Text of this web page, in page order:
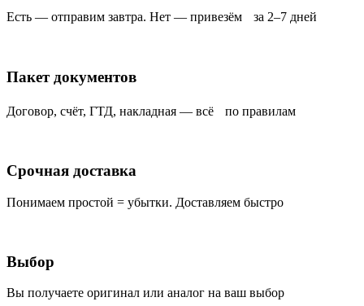
Есть — отправим завтра. Нет — привезём за 2–7 дней
Пакет документов
Договор, счёт, ГТД, накладная — всё по правилам
Срочная доставка
Понимаем простой = убытки. Доставляем быстро
Выбор
Вы получаете оригинал или аналог на ваш выбор